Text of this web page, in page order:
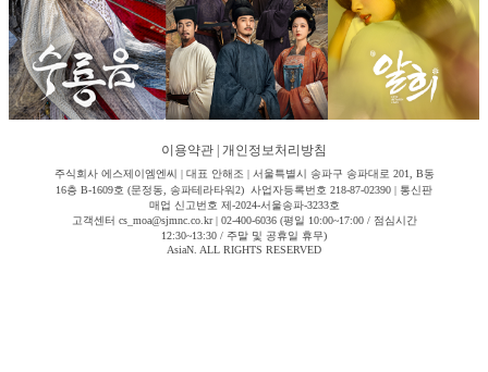
이용약관 개인정보처리방침
주식회사 에스제이엠엔씨 | 대표 안해조 | 서울특별시 송파구 송파대로 201, B동
16층 B-1609호 (문정동, 송파테라타워2) 사업자등록번호 218-87-02390 | 통신판
매업 신고번호 제-2024-서울송파-3233호
고객센터 cs_moa@sjmnc.co.kr | 02-400-6036 (평일 10:00~17:00 / 점심시간
12:30~13:30 / 주말 및 공휴일 휴무)
AsiaN. ALL RIGHTS RESERVED